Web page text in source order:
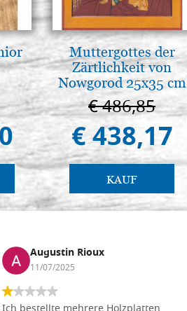
Muttergottes der
Zärtlichkeit von
Nowgorod 25x35 cm
€ 486,85
€ 438,17
KAUF
Augustin Rioux
11/07/2025